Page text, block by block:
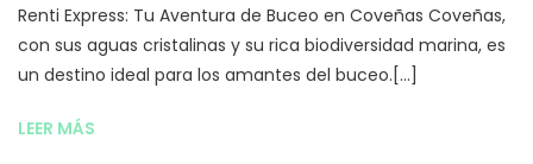
Renti Express: Tu Aventura de Buceo en Coveñas Coveñas,
con sus aguas cristalinas y su rica biodiversidad marina, es
un destino ideal para los amantes del buceo.[...]
LEER MÁS